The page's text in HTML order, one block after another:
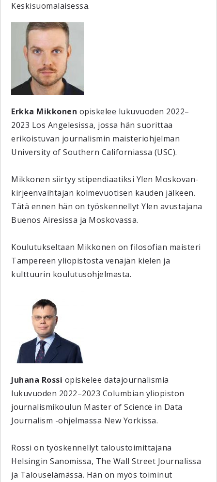
Keskisuomalaisessa.
Erkka Mikkonen opiskelee lukuvuoden 2022–
2023 Los Angelesissa, jossa hän suorittaa
erikoistuvan journalismin maisteriohjelman
University of Southern Californiassa (USC).
Mikkonen siirtyy stipendiaatiksi Ylen Moskovan-
kirjeenvaihtajan kolmevuotisen kauden jälkeen.
Tätä ennen hän on työskennellyt Ylen avustajana
Buenos Airesissa ja Moskovassa.
Koulutukseltaan Mikkonen on filosofian maisteri
Tampereen yliopistosta venäjän kielen ja
kulttuurin koulutusohjelmasta.
Juhana Rossi opiskelee datajournalismia
lukuvuoden 2022–2023 Columbian yliopiston
journalismikoulun Master of Science in Data
Journalism -ohjelmassa New Yorkissa.
Rossi on työskennellyt taloustoimittajana
Helsingin Sanomissa, The Wall Street Journalissa
ja Talouselämässä. Hän on myös toiminut